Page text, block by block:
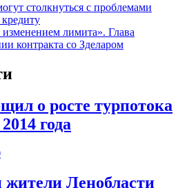
столкнуться с проблемами
изменением лимита». Глава
контракта со Зделаром
о росте турпотока
года
Ленобласти